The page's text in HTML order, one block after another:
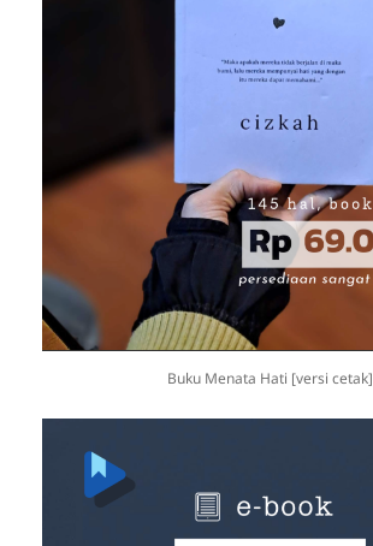
Buku Menata Hati [versi cetak]